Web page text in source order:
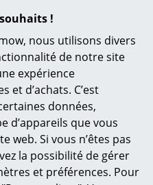
!
nous utilisons divers
de notre site
expérience
et d’achats. C’est
données,
d’appareils que vous
web. Si vous n’êtes pas
la possibilité de gérer
et préférences. Pour
de lit
entretien, aura tendance à
sujets aux taches, mais peu créer
naturelle intéressante. Le cuir est
York